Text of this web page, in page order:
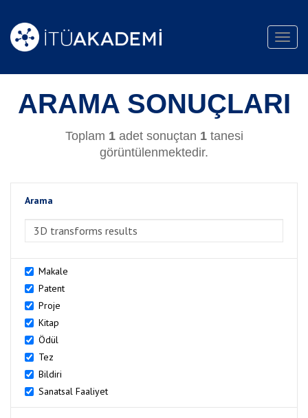
ARAMA SONUÇLARI
Toplam 1adet sonuçtan 1tanesi
görüntülenmektedir.
Arama
Makale
Patent
Proje
Kitap
Ödül
Tez
Bildiri
Sanatsal Faaliyet